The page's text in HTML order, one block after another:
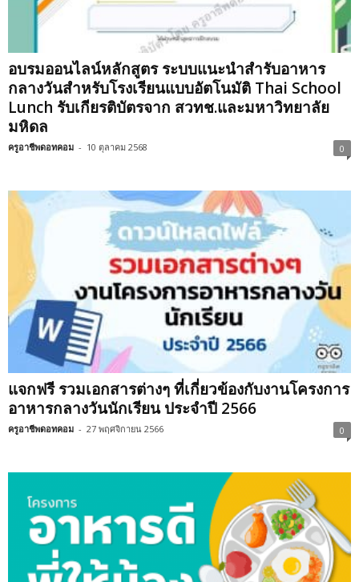
อบรมออนไลน์หลักสูตร ระบบแนะนำสำรับอาหาร
กลางวันสำหรับโรงเรียนแบบอัตโนมัติ Thai School
Lunch รับเกียรติบัตรจาก สวทช.และมหาวิทยาลัย
มหิดล
ครูอาชีพดอทคอม - 10 ตุลาคม 2568 0
แจกฟรี รวมเอกสารต่างๆ ที่เกี่ยวข้องกับงานโครงการ
อาหารกลางวันนักเรียน ประจำปี 2566
ครูอาชีพดอทคอม - 27 พฤศจิกายน 2566 0